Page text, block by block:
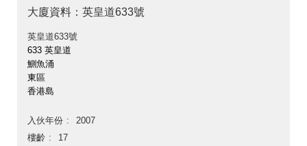
大廈資料：英皇道633號
英皇道633號
633 英皇道
鰂魚涌
東區
香港島
入伙年份
2007
樓齡
17